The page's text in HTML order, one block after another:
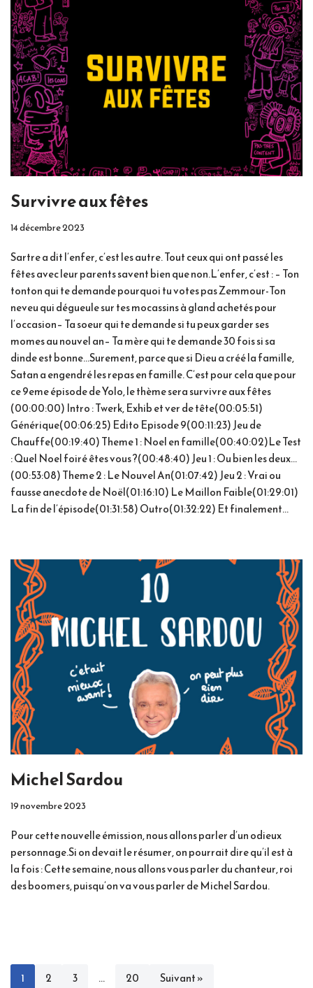
Survivre aux fêtes
14 décembre 2023
Sartre a dit l’enfer, c’est les autre. Tout ceux qui ont passé les
fêtes avec leur parents savent bien que non.L’enfer, c’est : – Ton
tonton qui te demande pourquoi tu votes pas Zemmour-Ton
neveu qui dégueule sur tes mocassins à gland achetés pour
l’occasion– Ta soeur qui te demande si tu peux garder ses
momes au nouvel an– Ta mère qui te demande 30 fois si sa
dinde est bonne…Surement, parce que si Dieu a créé la famille,
Satan a engendré les repas en famille. C’est pour cela que pour
ce 9eme épisode de Yolo, le thème sera survivre aux fêtes
(00:00:00) Intro : Twerk, Exhib et ver de tête(00:05:51)
Générique(00:06:25) Edito Episode 9(00:11:23) Jeu de
Chauffe(00:19:40) Theme 1 : Noel en famille(00:40:02)Le Test
: Quel Noel foiré êtes vous ?(00:48:40) Jeu 1 : Ou bien les deux…
(00:53:08) Theme 2 : Le Nouvel An(01:07:42) Jeu 2 : Vrai ou
fausse anecdote de Noël(01:16:10) Le Maillon Faible(01:29:01)
La fin de l’épisode(01:31:58) Outro(01:32:22) Et finalement…
Michel Sardou
19 novembre 2023
Pour cette nouvelle émission, nous allons parler d’un odieux
personnage.Si on devait le résumer, on pourrait dire qu’il est à
la fois : Cette semaine, nous allons vous parler du chanteur, roi
des boomers, puisqu’on va vous parler de Michel Sardou.
1 2 3 … 20 Suivant »